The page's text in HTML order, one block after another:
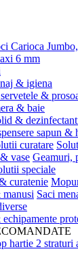
Carioca
6 mm
& igiena
&
& baie
&
sapun &
curatare
vase Geamuri,
speciale
curatenie
Saci
hartie 2 straturi